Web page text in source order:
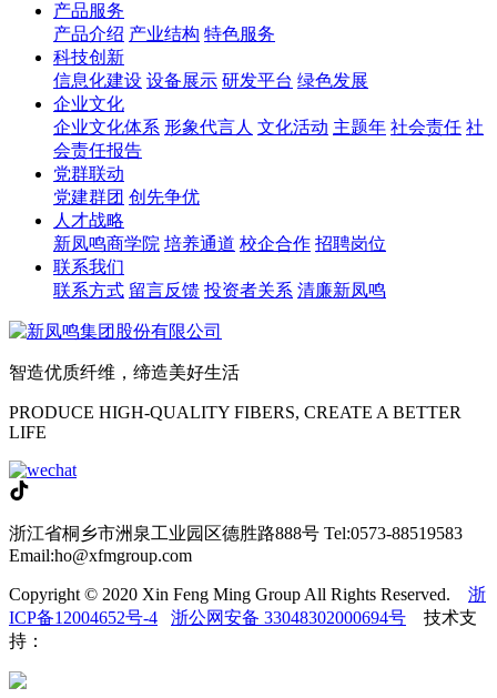
产品服务
产品介绍 产业结构 特色服务
科技创新
信息化建设 设备展示 研发平台 绿色发展
企业文化
企业文化体系 形象代言人 文化活动 主题年 社会责任 社
会责任报告
党群联动
党建群团 创先争优
人才战略
新凤鸣商学院 培养通道 校企合作 招聘岗位
联系我们
联系方式 留言反馈 投资者关系 清廉新凤鸣
智造优质纤维，缔造美好生活
PRODUCE HIGH-QUALITY FIBERS, CREATE A BETTER
LIFE
浙江省桐乡市洲泉工业园区德胜路888号 Tel:0573-88519583
Email:ho@xfmgroup.com
Copyright © 2020 Xin Feng Ming Group All Rights Reserved. 浙
ICP备12004652号-4
浙公网安备 33048302000694号 技术支
持：